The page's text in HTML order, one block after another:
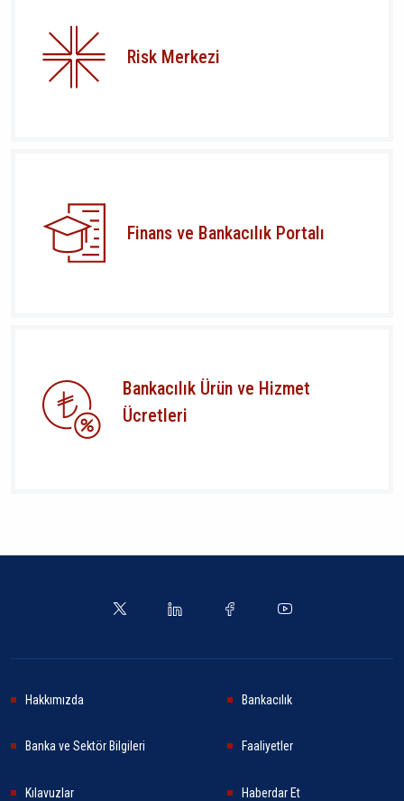
Risk Merkezi
Finans ve Bankacılık Portalı
Bankacılık Ürün ve Hizmet
Ücretleri
Hakkımızda Bankacılık
Banka ve Sektör Bilgileri Faaliyetler
Kılavuzlar Haberdar Et